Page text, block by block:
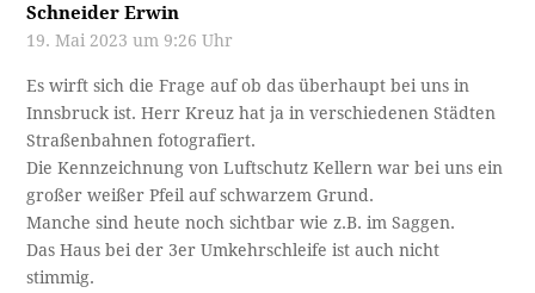
Schneider Erwin
19. Mai 2023 um 9:26 Uhr
Es wirft sich die Frage auf ob das überhaupt bei uns in
Innsbruck ist. Herr Kreuz hat ja in verschiedenen Städten
Straßenbahnen fotografiert.
Die Kennzeichnung von Luftschutz Kellern war bei uns ein
großer weißer Pfeil auf schwarzem Grund.
Manche sind heute noch sichtbar wie z.B. im Saggen.
Das Haus bei der 3er Umkehrschleife ist auch nicht
stimmig.